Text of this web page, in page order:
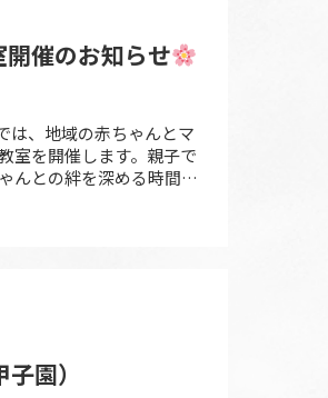
催のお知らせ
は、地域の赤ちゃんとマ
室を開催します。親子で
んとの絆を深める時間を
先着5組限定です。お早
月18日（土）10:30〜
子園）